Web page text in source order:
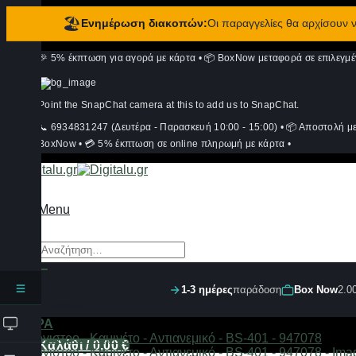
🏖️Ενημέρωση διακοπών:Οι παραγγελίες θα αρχίσουν
περιεχόμενο
🎉 5% έκπτωση για αγορά με κάρτα • 📦 BoxNow μεταφορά σε
Point the SnapChat camera at this to add us to SnapChat.
📞 6934831247 (Δευτέρα - Παρασκευή 10:00 - 15:00) • 📦 Αποστολή
BoxNow • 💳 5% έκπτωση σε online πληρωμή με κάρτα •
Menu
Αναζήτηση
για:
Σύνδεση
Καλάθι / 0,00€
1-3 ημέρεςπαράδοση Box Now
ΦΙΛΤΡΑ